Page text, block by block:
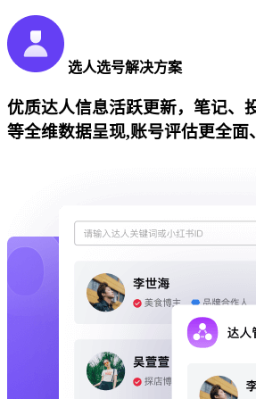
选人选号解决方案
优质达人信息活跃更新，笔记、
等全维数据呈现,账号评估更全面